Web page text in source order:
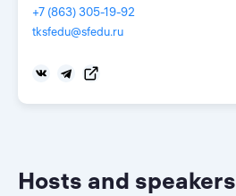
+7 (863) 305-19-92
tksfedu@sfedu.ru
Hosts and speakers